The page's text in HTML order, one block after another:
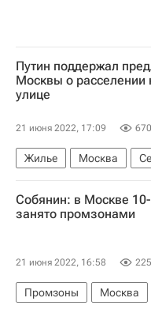
Путин поддержал
Москвы о
улице
21 июня 2022, 17:09 670
Жилье Москва
Владимир Путин
Собянин: в Москве
занято промзонами
21 июня 2022, 16:58 225
Промзоны Москва